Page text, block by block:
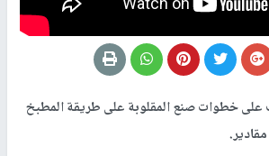
على خطوات صنع المقلوبة على طريقة المطبخ